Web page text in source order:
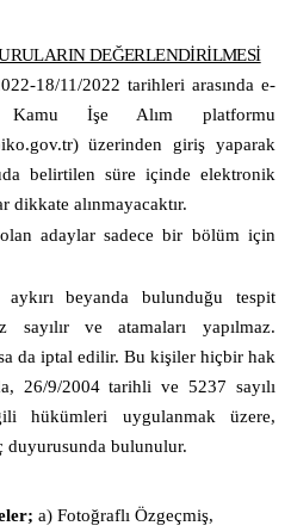
DEĞERLENDİRİLMESİ
18/11/2022 tarihleri arasında e-
Kamu İşe Alım platformu
üzerinden giriş yaparak
belirtilen süre içinde elektronik
dikkate alınmayacaktır.
adaylar sadece bir bölüm için
beyanda bulunduğu tespit
sayılır ve atamaları yapılmaz.
da iptal edilir. Bu kişiler hiçbir hak
26/9/2004 tarihli ve 5237 sayılı
hükümleri uygulanmak üzere,
duyurusunda bulunulur.
a) Fotoğraflı Özgeçmiş,